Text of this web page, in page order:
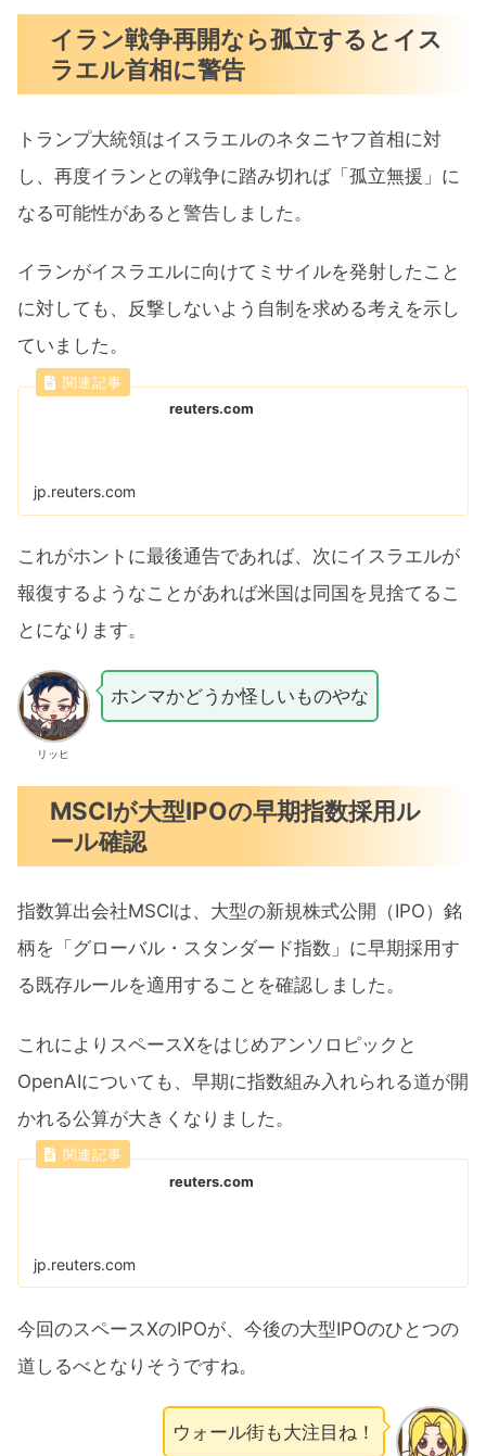
イラン戦争再開なら孤立するとイス
ラエル首相に警告
トランプ大統領はイスラエルのネタニヤフ首​相に対
し、再度イ​ランとの戦争に踏み切れば「⁠孤立無援」に
な​る可能性があると警告​しました。
イランがイスラエルに​向けてミ​サイ⁠ルを発射したこと
に対しても、反撃しないよう自制を​求める考えを示し
ていました。
reuters.com
jp.reuters.com
これがホントに最後通告であれば、次にイスラエルが
報復するようなことがあれば米国は同国を見捨てるこ
とになります。
リッヒ
ホンマかどうか怪しいものやな
MSCIが大型IPOの早期指数採用ル
ール確認
指数算出会社MSCIは、大型の新規株式公開（IPO）銘
柄を「グローバル・スタンダード指数」に早期採​用す
る既存ルールを適用することを確認しました。‌
これによりスペースXをはじめアンソロピックと
OpenAIについても、早期に指数組み入れられる道が開
かれる公算が大きくなりました。
reuters.com
jp.reuters.com
今回のスペースXのIPOが、今後の大型IPOのひとつの
道しるべとなりそうですね。
ウォール街も大注目ね！